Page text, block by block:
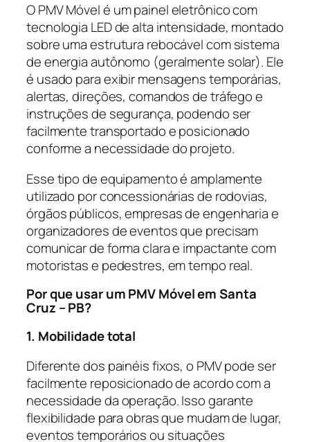
O PMV Móvel é um painel eletrônico com
tecnologia LED de alta intensidade, montado
sobre uma estrutura rebocável com sistema
de energia autônomo (geralmente solar). Ele
é usado para exibir mensagens temporárias,
alertas, direções, comandos de tráfego e
instruções de segurança, podendo ser
facilmente transportado e posicionado
conforme a necessidade do projeto.
Esse tipo de equipamento é amplamente
utilizado por concessionárias de rodovias,
órgãos públicos, empresas de engenharia e
organizadores de eventos que precisam
comunicar de forma clara e impactante com
motoristas e pedestres, em tempo real.
Por que usar um PMV Móvel em Santa
Cruz – PB?
1. Mobilidade total
Diferente dos painéis fixos, o PMV pode ser
facilmente reposicionado de acordo com a
necessidade da operação. Isso garante
flexibilidade para obras que mudam de lugar,
eventos temporários ou situações